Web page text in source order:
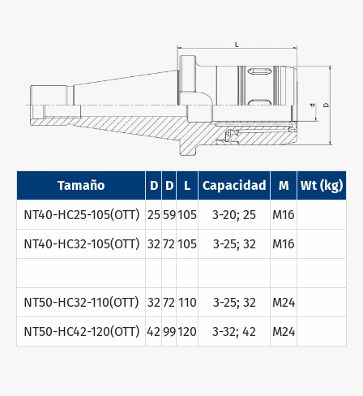
Tamaño D D L Capacidad M
Wt (kg)
NT40-HC25-105(OTT) 2559105 3-20; 25
M16
NT40-HC32-105(OTT) 32 72 105 3-25; 32 M16
NT50-HC32-110(OTT) 32 72 110 3-25; 32
M24
NT50-HC42-120(OTT) 42 99120 3-32; 42 M24